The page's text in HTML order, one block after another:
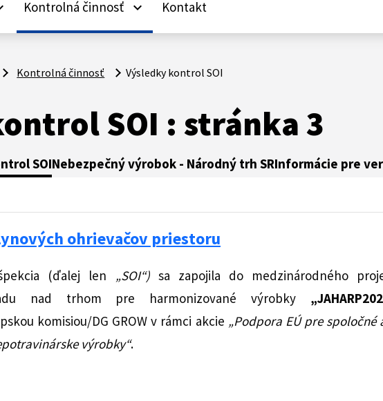
Kontrolná činnosť keyboard_arrow_down Kontakt
Kontrolná činnosť Výsledky kontrol SOI
SOI : stránka 3
SOINebezpečný výrobok - Národný trh SRInformácie pre
ohrievačov priestoru
(ďalej len „SOI“)sa zapojila do medzinárodného
nad trhom pre harmonizované výrobky
komisiou/DG GROW v rámci akcie „Podpora EÚ pre spoločné
výrobky“.